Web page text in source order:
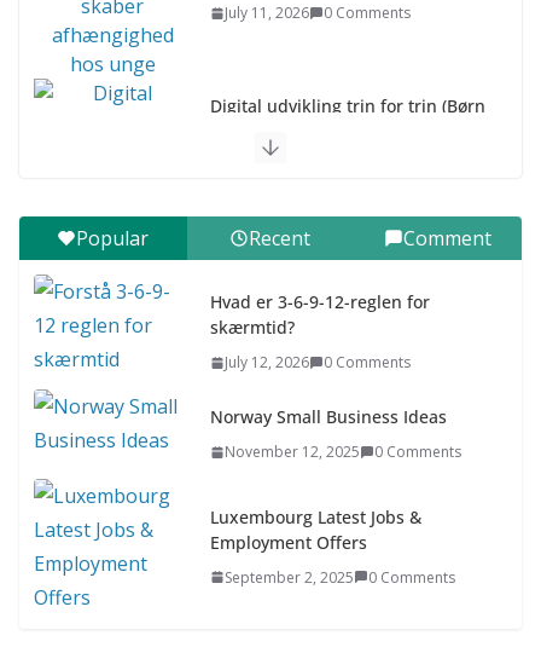
July 11, 2026 0 Comments
Digital udvikling trin for trin (Børn
Digital udvikling trin for trin (Børn
7–9 år)
Asia & ASEAN Fashion Clothing
Popular Recent Comment
Hvad er 3-6-9-12-reglen for
skærmtid?
July 12, 2026 0 Comments
Norway Small Business Ideas
November 12, 2025 0 Comments
Luxembourg Latest Jobs &
Employment Offers
September 2, 2025 0 Comments